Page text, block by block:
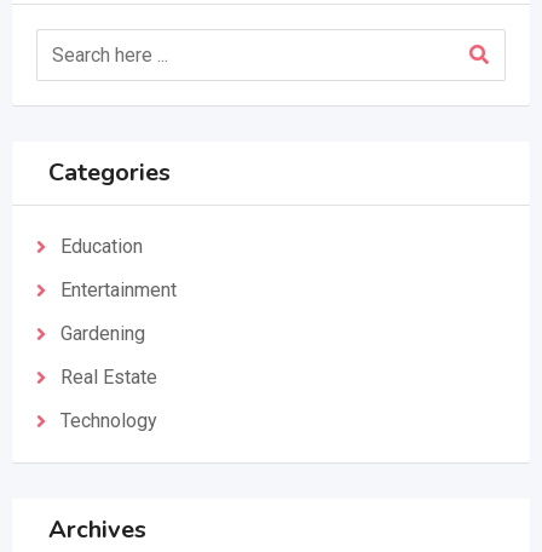
Categories
Education
Entertainment
Gardening
Real Estate
Technology
Archives